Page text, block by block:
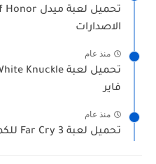
الاصدارات
منذ عام
فاير
منذ عام
تحميل لعبة Far Cry 3 للكمبيوتر من ميديا فاير مجانا...